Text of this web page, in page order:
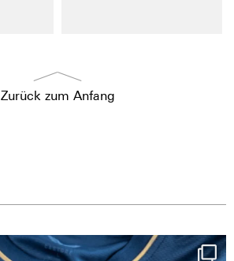
Zurück zum Anfang
Happy Birthday FCZ